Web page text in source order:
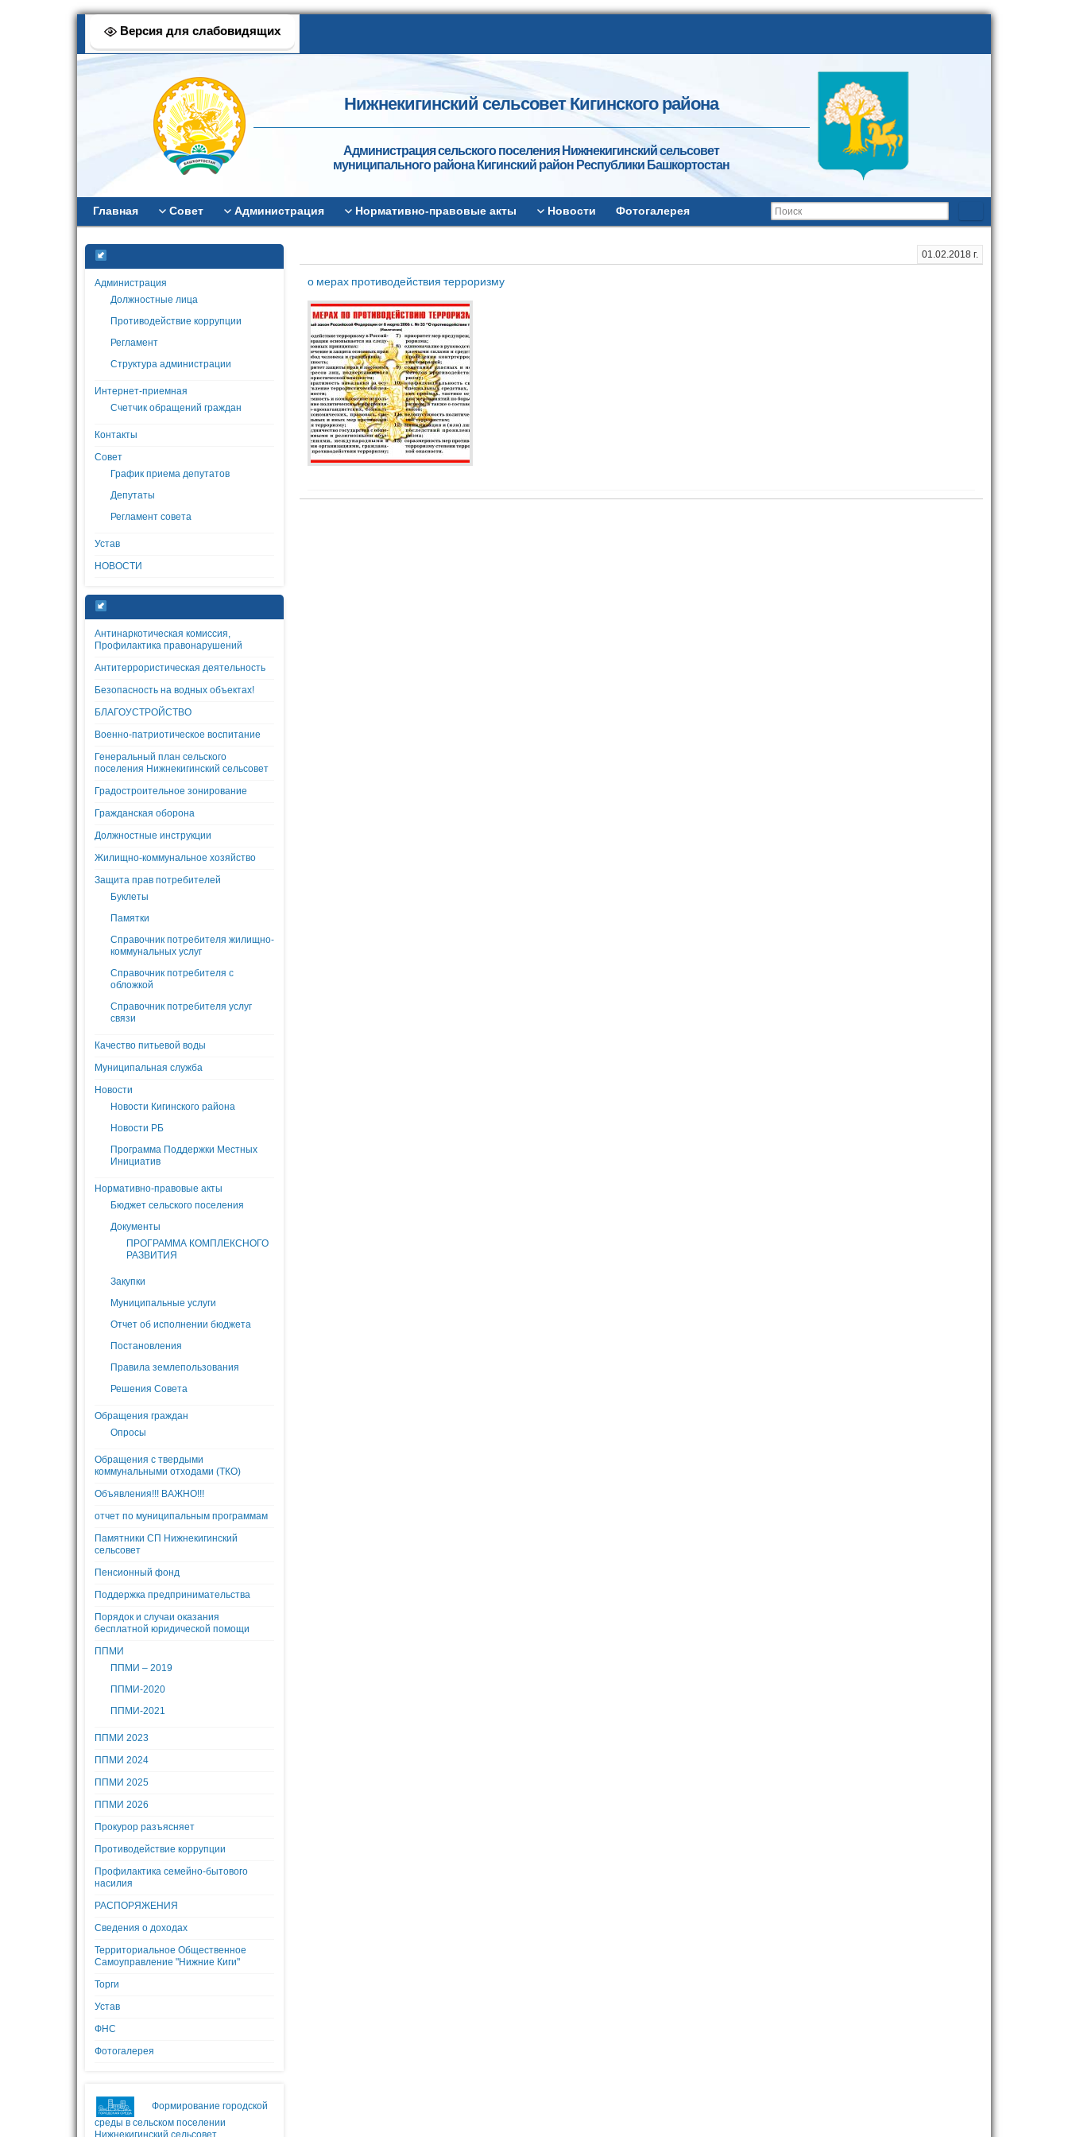
Версия для слабовидящих
Нижнекигинский сельсовет Кигинского района
Администрация сельского поселения Нижнекигинский сельсовет
муниципального района Кигинский район Республики Башкортостан
Главная Совет Администрация Нормативно-правовые акты Новости Фотогалерея
Администрация
Должностные лица
Противодействие коррупции
Регламент
Структура администрации
Интернет-приемная
Счетчик обращений граждан
Контакты
Совет
График приема депутатов
Депутаты
Регламент совета
Устав
НОВОСТИ
Антинаркотическая комиссия,
Профилактика правонарушений
Антитеррористическая деятельность
Безопасность на водных объектах!
БЛАГОУСТРОЙСТВО
Военно-патриотическое воспитание
Генеральный план сельского
поселения Нижнекигинский сельсовет
Градостроительное зонирование
Гражданская оборона
Должностные инструкции
Жилищно-коммунальное хозяйство
Защита прав потребителей
Буклеты
Памятки
Справочник потребителя жилищно-
коммунальных услуг
Справочник потребителя с
обложкой
Справочник потребителя услуг
связи
Качество питьевой воды
Муниципальная служба
Новости
Новости Кигинского района
Новости РБ
Программа Поддержки Местных
Инициатив
Нормативно-правовые акты
Бюджет сельского поселения
Документы
ПРОГРАММА КОМПЛЕКСНОГО
РАЗВИТИЯ
Закупки
Муниципальные услуги
Отчет об исполнении бюджета
Постановления
Правила землепользования
Решения Совета
Обращения граждан
Опросы
Обращения с твердыми
коммунальными отходами (ТКО)
Объявления!!! ВАЖНО!!!
отчет по муниципальным программам
Памятники СП Нижнекигинский
сельсовет
Пенсионный фонд
Поддержка предпринимательства
Порядок и случаи оказания
бесплатной юридической помощи
ППМИ
ППМИ – 2019
ППМИ-2020
ППМИ-2021
ППМИ 2023
ППМИ 2024
ППМИ 2025
ППМИ 2026
Прокурор разъясняет
Противодействие коррупции
Профилактика семейно-бытового
насилия
РАСПОРЯЖЕНИЯ
Сведения о доходах
Территориальное Общественное
Самоуправление "Нижние Киги"
Торги
Устав
ФНС
Фотогалерея
Формирование городской
среды в сельском поселении
Нижнекигинский сельсовет
01.02.2018 г.
о мерах противодействия терроризму